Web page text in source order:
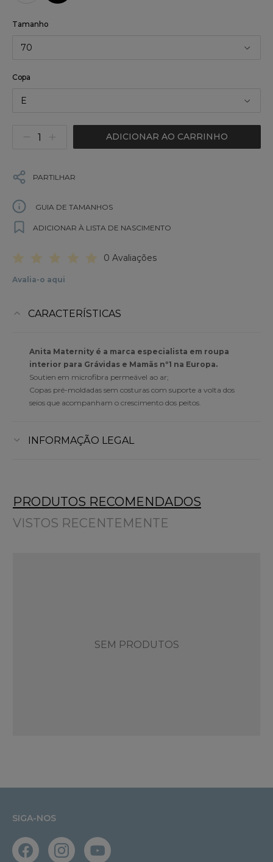
Tamanho
70
Copa
E
ADICIONAR AO CARRINHO
PARTILHAR
GUIA DE TAMANHOS
ADICIONAR À LISTA DE NASCIMENTO
0 Avaliações
Avalia-o aqui
CARACTERÍSTICAS
Anita Maternity é a marca especialista em roupa
interior para Grávidas e Mamãs nº1 na Europa.
Soutien em microfibra permeável ao ar;
Copas pré-moldadas sem costuras com suporte a volta dos
seios que acompanham o crescimento dos peitos.
INFORMAÇÃO LEGAL
PRODUTOS RECOMENDADOS
VISTOS RECENTEMENTE
SEM PRODUTOS
SIGA-NOS